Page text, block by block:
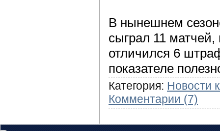
В нынешнем
сыграл 11
отличился 6
показателе
Категория: Новости
Комментарии (7)